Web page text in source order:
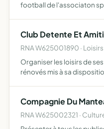
football de l'associaton
Club Detente Et
RNA W625001890 ·
Organiser les loisirs de
rénovés mis à sa
Compagnie Du
RNA W625002321 ·